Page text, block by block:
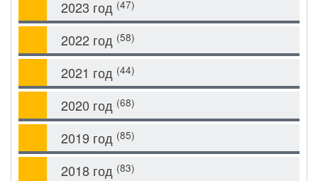
2023 год (47)
2022 год (58)
2021 год (44)
2020 год (68)
2019 год (85)
2018 год (83)